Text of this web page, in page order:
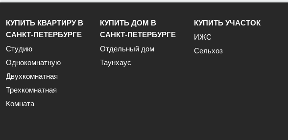
КУПИТЬ КВАРТИРУ В
САНКТ-ПЕТЕРБУРГЕ
Студию
Однокомнатную
Двухкомнатная
Трехкомнатная
Комната
КУПИТЬ ДОМ В
САНКТ-ПЕТЕРБУРГЕ
Отдельный дом
Таунхаус
КУПИТЬ УЧАСТОК
ИЖС
Сельхоз